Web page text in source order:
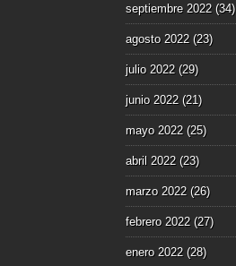
septiembre 2022 (34)
agosto 2022 (23)
julio 2022 (29)
junio 2022 (21)
mayo 2022 (25)
abril 2022 (23)
marzo 2022 (26)
febrero 2022 (27)
enero 2022 (28)